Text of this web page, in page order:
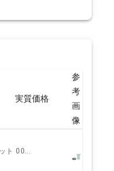
実質価格
参
考
画
像
ト 00...